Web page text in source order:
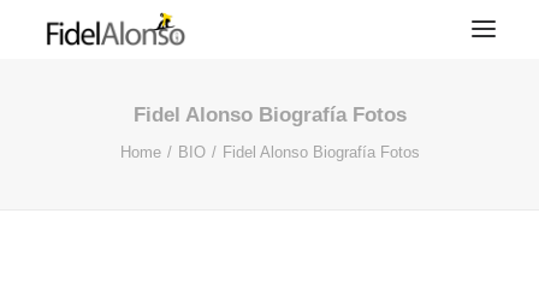
Fidel Alonso Biografía Fotos
Home BIO Fidel Alonso Biografía Fotos